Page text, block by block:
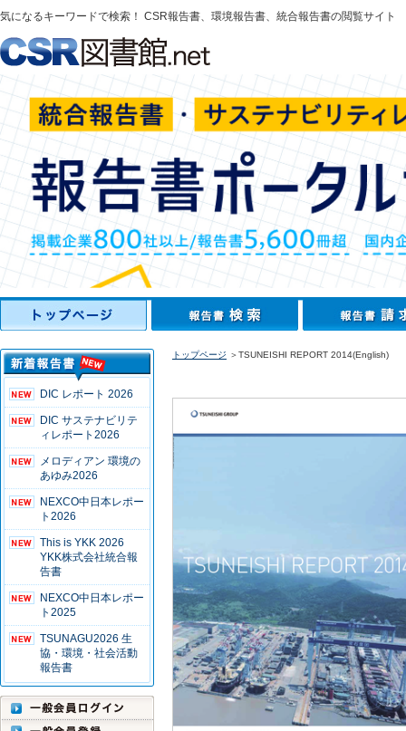
気になるキーワードで検索！ CSR報告書、環境報告書、統合報告書の閲覧サイト
DIC レポート 2026
DIC サステナビリテ
ィレポート2026
メロディアン 環境の
あゆみ2026
NEXCO中日本レポー
ト2026
This is YKK 2026
YKK株式会社統合報
告書
NEXCO中日本レポー
ト2025
TSUNAGU2026 生
協・環境・社会活動
報告書
トップページ ＞TSUNEISHI REPORT 2014(English)